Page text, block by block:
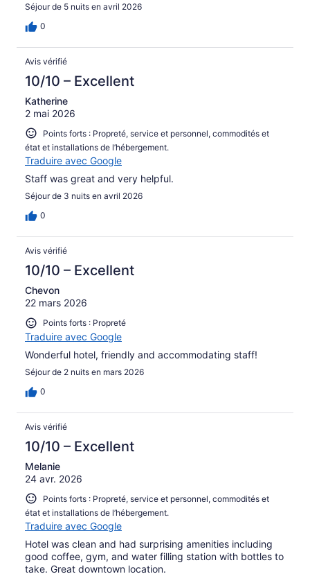
Séjour de 5 nuits en avril 2026
0
Avis vérifié
10/10 – Excellent
Katherine
2 mai 2026
Points forts : Propreté, service et personnel, commodités et
état et installations de l’hébergement.
Traduire avec Google
Staff was great and very helpful.
Séjour de 3 nuits en avril 2026
0
Avis vérifié
10/10 – Excellent
Chevon
22 mars 2026
Points forts : Propreté
Traduire avec Google
Wonderful hotel, friendly and accommodating staff!
Séjour de 2 nuits en mars 2026
0
Avis vérifié
10/10 – Excellent
Melanie
24 avr. 2026
Points forts : Propreté, service et personnel, commodités et
état et installations de l’hébergement.
Traduire avec Google
Hotel was clean and had surprising amenities including
good coffee, gym, and water filling station with bottles to
take. Great downtown location.